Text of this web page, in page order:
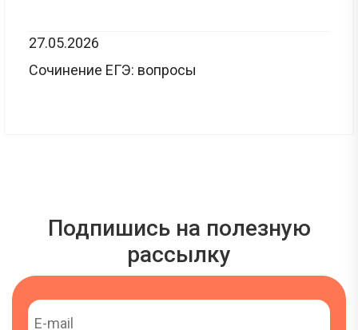
27.05.2026
Сочинение ЕГЭ: вопросы
Подпишись на полезную
рассылку